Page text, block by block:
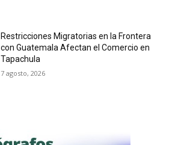
Restricciones Migratorias en la Frontera
con Guatemala Afectan el Comercio en
Tapachula
7 agosto, 2026